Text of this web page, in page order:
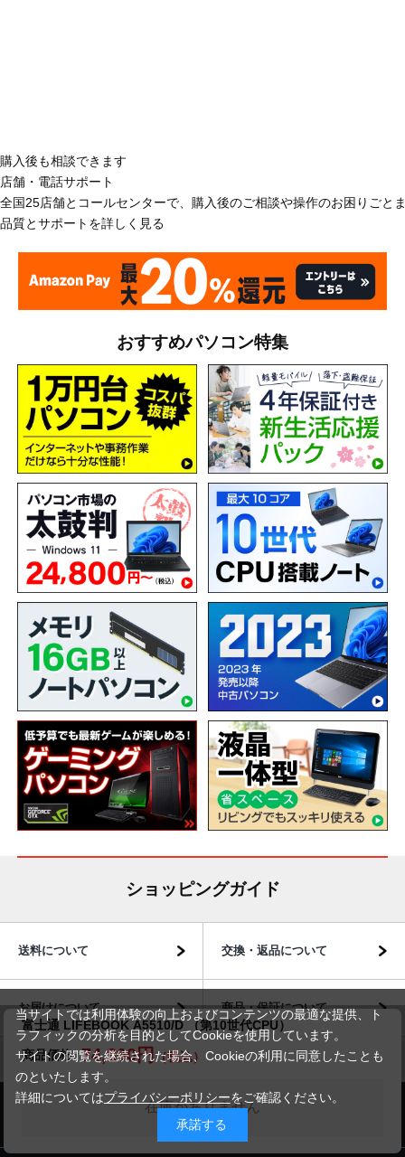
富士通 LIFEBOOK A5510/D （第10世代CPU）
商品価格 74,800円
在庫がありません
購入後も相談できます
店舗・電話サポート
全国25店舗とコールセンターで、購入後のご相談や操作のお困りごと
品質とサポートを詳しく見る
おすすめパソコン特集
ショッピングガイド
送料について 交換・返品について
お届けについて 商品・保証について
当サイトでは利用体験の向上およびコンテンツの最適な提供、ト
ラフィックの分析を目的としてCookieを使用しています。
サイトの閲覧を継続された場合、Cookieの利用に同意したことも
のといたします。
詳細についてはプライバシーポリシーをご確認ください。
承諾する